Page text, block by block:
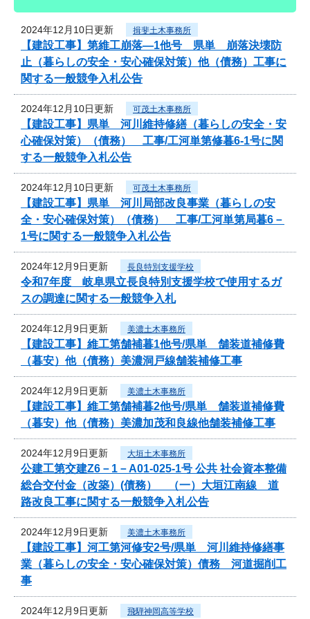
2024年12月10日更新 揖斐土木事務所
【建設工事】第維工崩落―1他号 県単 崩落決壊防
止（暮らしの安全・安心確保対策）他（債務）工事に
関する一般競争入札公告
2024年12月10日更新 可茂土木事務所
【建設工事】県単 河川維持修繕（暮らしの安全・安
心確保対策）（債務） 工事/工河単第修暮6-1号に関
する一般競争入札公告
2024年12月10日更新 可茂土木事務所
【建設工事】県単 河川局部改良事業（暮らしの安
全・安心確保対策）（債務） 工事/工河単第局暮6－
1号に関する一般競争入札公告
2024年12月9日更新 長良特別支援学校
令和7年度 岐阜県立長良特別支援学校で使用するガ
スの調達に関する一般競争入札
2024年12月9日更新 美濃土木事務所
【建設工事】維工第舗補暮1他号/県単 舗装道補修費
（暮安）他（債務）美濃洞戸線舗装補修工事
2024年12月9日更新 美濃土木事務所
【建設工事】維工第舗補暮2他号/県単 舗装道補修費
（暮安）他（債務）美濃加茂和良線他舗装補修工事
2024年12月9日更新 大垣土木事務所
公建工第交建Z6－1－A01-025-1号 公共 社会資本整備
総合交付金（改築）(債務） （一）大垣江南線 道
路改良工事に関する一般競争入札公告
2024年12月9日更新 美濃土木事務所
【建設工事】河工第河修安2号/県単 河川維持修繕事
業（暮らしの安全・安心確保対策）債務 河道掘削工
事
2024年12月9日更新 飛騨神岡高等学校